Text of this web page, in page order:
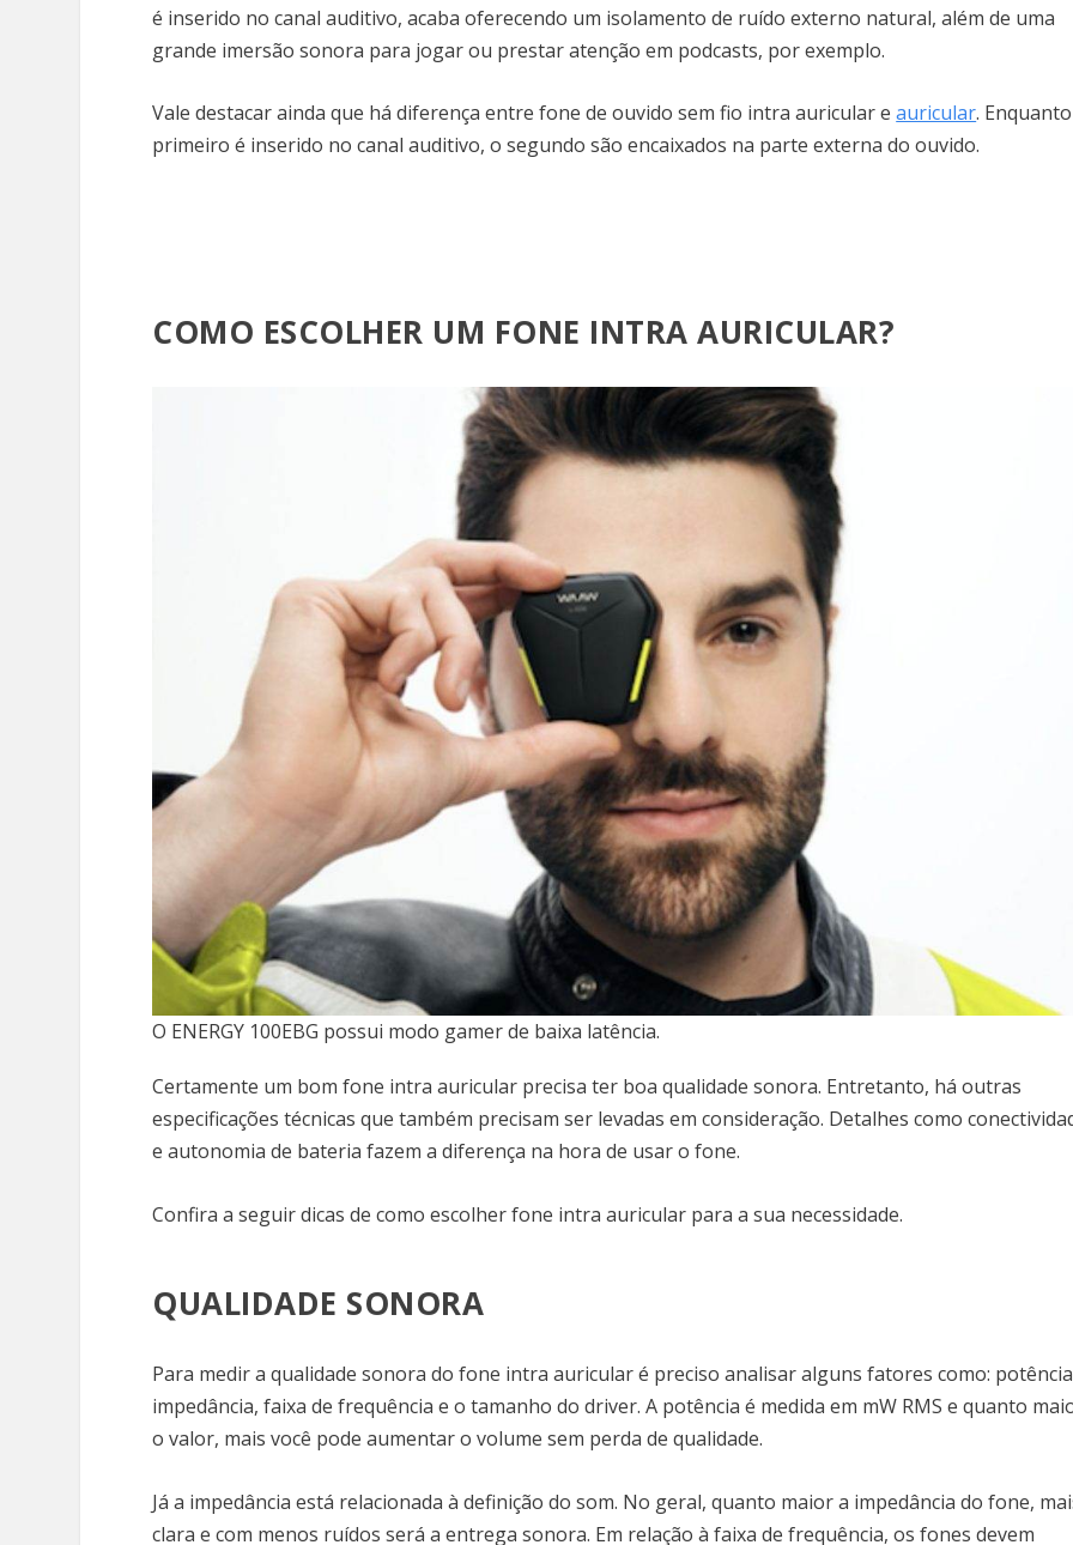
é inserido no canal auditivo, acaba oferecendo um isolamento de ruído externo natural, além de uma
grande imersão sonora para jogar ou prestar atenção em podcasts, por exemplo.
Vale destacar ainda que há diferença entre fone de ouvido sem fio intra auricular eauricular.
primeiro é inserido no canal auditivo, o segundo são encaixados na parte externa do ouvido.
COMO ESCOLHER UM FONE INTRA AURICULAR?
O ENERGY 100EBG possui modo gamer de baixa latência.
Certamente um bom fone intra auricular precisa ter boa qualidade sonora. Entretanto, há outras
especificações técnicas que também precisam ser levadas em consideração. Detalhes como
e autonomia de bateria fazem a diferença na hora de usar o fone.
Confira a seguir dicas de como escolher fone intra auricular para a sua necessidade.
QUALIDADE SONORA
Para medir a qualidade sonora do fone intra auricular é preciso analisar alguns fatores como:
impedância, faixa de frequência e o tamanho do driver. A potência é medida em mW RMS e quanto
o valor, mais você pode aumentar o volume sem perda de qualidade.
Já a impedância está relacionada à definição do som. No geral, quanto maior a impedância do fone,
clara e com menos ruídos será a entrega sonora. Em relação à faixa de frequência, os fones devem